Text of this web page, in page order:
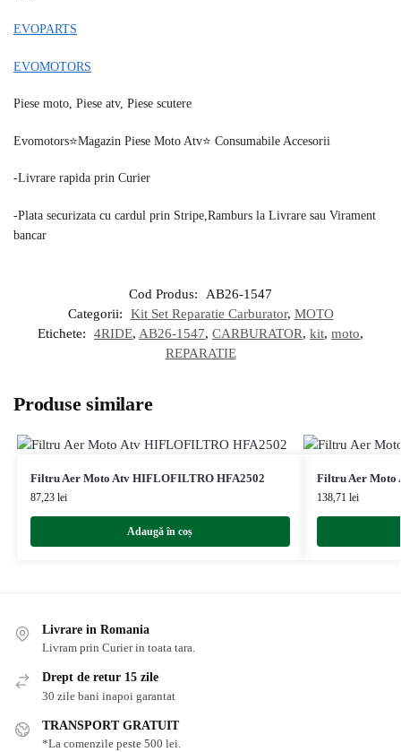
EVOPARTS
EVOMOTORS
Piese moto, Piese atv, Piese scutere
Evomotors⭐️Magazin Piese Moto Atv⭐️ Consumabile Accesorii
-Livrare rapida prin Curier
-Plata securizata cu cardul prin Stripe,Ramburs la Livrare sau Virament
bancar
Cod Produs:
AB26-1547
Categorii:
Kit Set Reparatie Carburator, MOTO
Etichete:
4RIDE, AB26-1547, CARBURATOR, kit, moto,
REPARATIE
Produse similare
Filtru Aer Moto Atv HIFLOFILTRO HFA2502
87,23 lei
Adaugă în coș
Filtru Aer Moto
138,71 lei
Livrare in Romania
Livram prin Curier in toata tara.
Drept de retur 15 zile
30 zile bani inapoi garantat
TRANSPORT GRATUIT
*La comenzile peste 500 lei.